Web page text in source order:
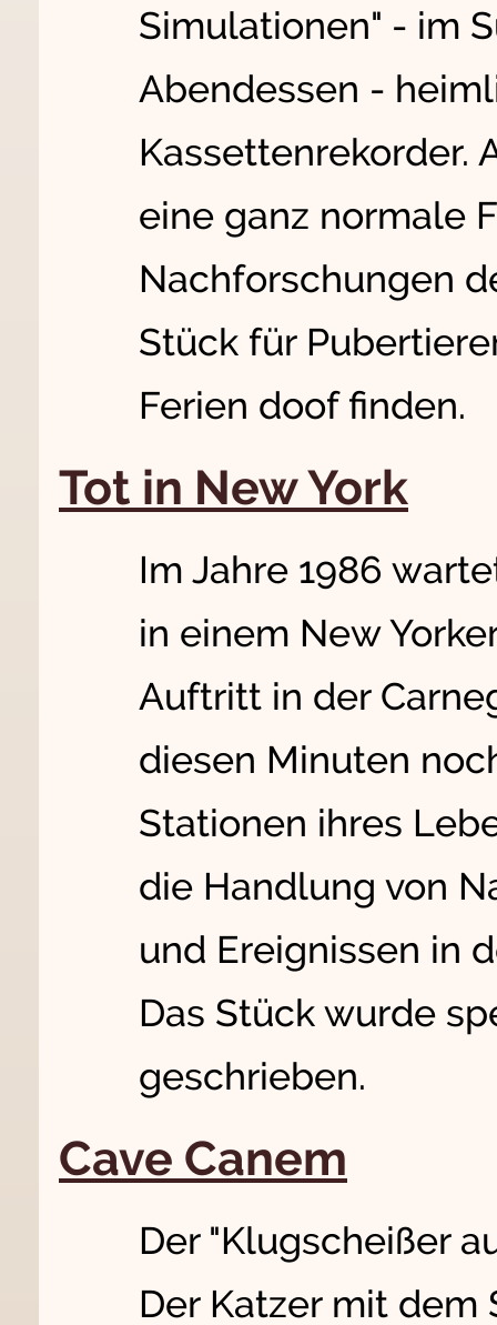
Simulationen" - im
Abendessen -
Kassettenrekorder.
eine ganz normale
Nachforschungen
Stück für
Ferien doof finden.
Tot in New York
Im Jahre 1986
in einem New
Auftritt in der
diesen Minuten
Stationen ihres
die Handlung von
und Ereignissen in
Das Stück wurde
geschrieben.
Cave Canem
Der "Klugscheißer
Der Katzer mit dem